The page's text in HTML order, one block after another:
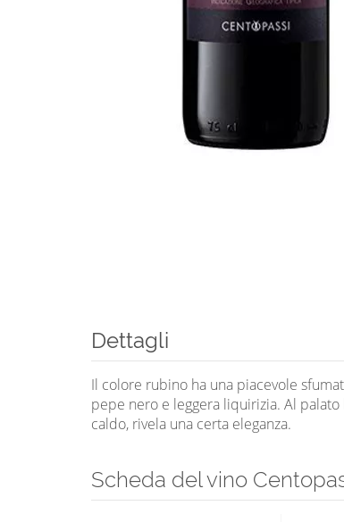
Dettagli
Il colore rubino ha una piacevole
pepe nero e leggera liquirizia. Al
caldo, rivela una certa eleganza.
Scheda del vino